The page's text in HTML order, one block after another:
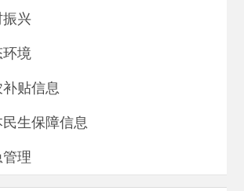
振兴
环境
补贴信息
民生保障信息
管理